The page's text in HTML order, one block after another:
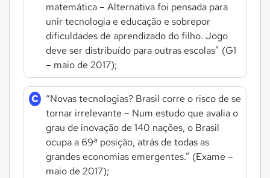
matemática – Alternativa foi pensada para
unir tecnologia e educação e sobrepor
dificuldades de aprendizado do filho. Jogo
deve ser distribuído para outras escolas” (G1
– maio de 2017);
C
“Novas tecnologias? Brasil corre o risco de se
tornar irrelevante – Num estudo que avalia o
grau de inovação de 140 nações, o Brasil
ocupa a 69ª posição, atrás de todas as
grandes economias emergentes.” (Exame –
maio de 2017);